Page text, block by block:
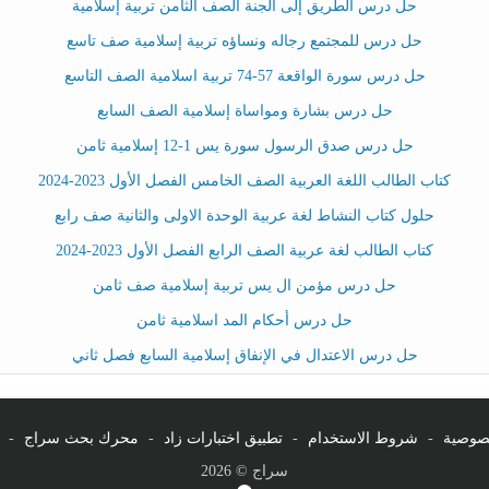
حل درس الطريق إلى الجنة الصف الثامن تربية إسلامية
حل درس للمجتمع رجاله ونساؤه تربية إسلامية صف تاسع
حل درس سورة الواقعة 57-74 تربية اسلامية الصف التاسع
حل درس بشارة ومواساة إسلامية الصف السابع
حل درس صدق الرسول سورة يس 1-12 إسلامية ثامن
كتاب الطالب اللغة العربية الصف الخامس الفصل الأول 2023-2024
حلول كتاب النشاط لغة عربية الوحدة الاولى والثانية صف رابع
كتاب الطالب لغة عربية الصف الرابع الفصل الأول 2023-2024
حل درس مؤمن ال يس تربية إسلامية صف ثامن
حل درس أحكام المد اسلامية ثامن
حل درس الاعتدال في الإنفاق إسلامية السابع فصل ثاني
- شروط الاستخدام - تطبيق اختبارات زاد - محرك بحث سراج -
سراج © 2026